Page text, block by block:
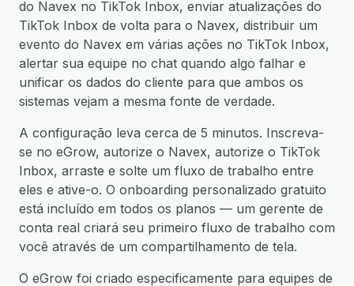
do Navex no TikTok Inbox, enviar atualizações do
TikTok Inbox de volta para o Navex, distribuir um
evento do Navex em várias ações no TikTok Inbox,
alertar sua equipe no chat quando algo falhar e
unificar os dados do cliente para que ambos os
sistemas vejam a mesma fonte de verdade.
A configuração leva cerca de 5 minutos. Inscreva-
se no eGrow, autorize o Navex, autorize o TikTok
Inbox, arraste e solte um fluxo de trabalho entre
eles e ative-o. O onboarding personalizado gratuito
está incluído em todos os planos — um gerente de
conta real criará seu primeiro fluxo de trabalho com
você através de um compartilhamento de tela.
O eGrow foi criado especificamente para equipes de